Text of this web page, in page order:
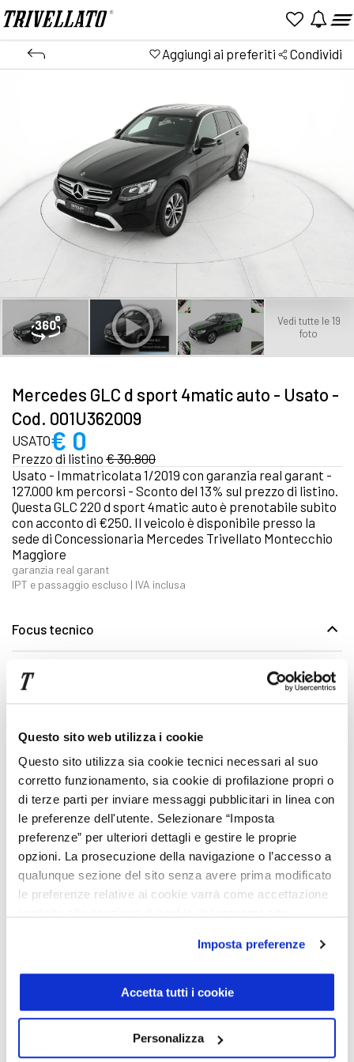
Questo sito web utilizza i cookie
Questo sito utilizza sia cookie tecnici necessari al suo
corretto funzionamento, sia cookie di profilazione propri o
di terze parti per inviare messaggi pubblicitari in linea con
le preferenze dell'utente. Selezionare “Imposta
preferenze” per ulteriori dettagli e gestire le proprie
opzioni. La prosecuzione della navigazione o l’accesso a
qualunque sezione del sito senza avere prima modificato
le preferenze relative ai cookie varrà come accettazione
Imposta preferenze
Accetta tutti i cookie
Personalizza
Aggiungi ai preferiti Condividi
Vedi tutte le 19
foto
Mercedes GLC d sport 4matic auto - Usato -
Cod. 001U362009
USATO€ 0
Prezzo di listino € 30.800
Usato - Immatricolata 1/2019 con garanzia real garant -
127.000 km percorsi - Sconto del 13% sul prezzo di listino.
Questa GLC 220 d sport 4matic auto è prenotabile subito
con acconto di €250. Il veicolo è disponibile presso la
sede di Concessionaria Mercedes Trivellato Montecchio
Maggiore
garanzia real garant
IPT e passaggio escluso | IVA inclusa
Focus tecnico
Immatricolazione 1/2019
Cod. 001U362009
Pronta consegna
Caratteristiche
Carrozzeria:Suv
Porte:5
Peso (a vuoto):1845 kg
194 CV - 143 KWatt
Telaio:001U362009
Optional inclusi
Sistema multimediale mbux
Soglie d'ingresso illuminate
Pacchetto comfort per i sedili
Sistema multimediale mbux
Soglie d'ingresso illuminate
2 porte usb nel vano posteriore